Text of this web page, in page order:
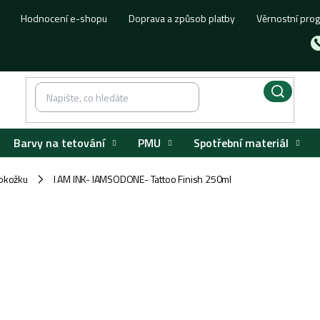
Hodnocení e-shopu Doprava a způsob platby Věrnostní
Barvy na tetování PMU Spotřební materiál
/ I AM INK- IAMSODONE- Tattoo Finish 250ml